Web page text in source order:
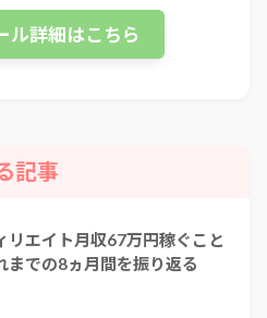
詳細はこちら
記事
リエイト月収67万円稼ぐこと
までの8ヵ月間を振り返る